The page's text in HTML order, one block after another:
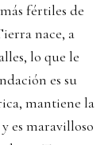
fértiles de
nace, a
lo que le
es su
mantiene la
es maravilloso